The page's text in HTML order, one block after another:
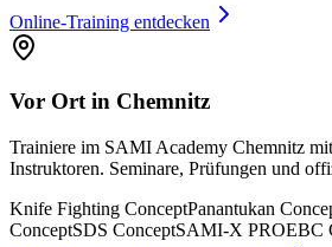
Online-Training entdecken
Vor Ort in Chemnitz
Trainiere im SAMI Academy Chemnitz
Instruktoren. Seminare, Prüfungen und
Knife Fighting ConceptPanantukan
ConceptSDS ConceptSAMI-X PROEBC